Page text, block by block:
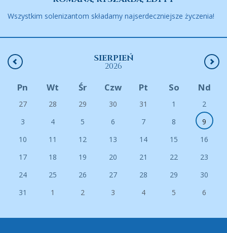
Wszystkim solenizantom składamy najserdeczniejsze życzenia!
SIERPIEŃ
2026
Pn Wt Śr Czw Pt So Nd
27 28 29 30 31 1
2
3
4 5 6 7 8
9
10
11 12 13 14 15
16
17
18 19 20 21 22
23
24
25 26 27 28 29
30
31
1 2 3 4 5 6